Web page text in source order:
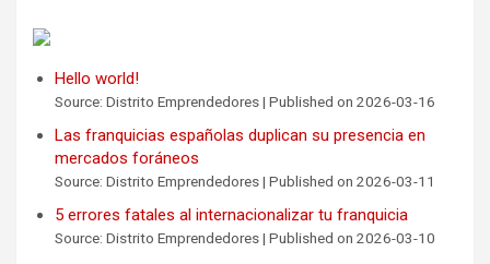
Hello world!
Source: Distrito Emprendedores Published on 2026-03-16
Las franquicias españolas duplican su presencia en
mercados foráneos
Source: Distrito Emprendedores Published on 2026-03-11
5 errores fatales al internacionalizar tu franquicia
Source: Distrito Emprendedores Published on 2026-03-10